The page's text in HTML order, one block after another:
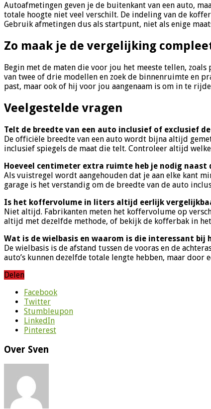
Autoafmetingen geven je de buitenkant van een auto,
totale hoogte niet veel verschilt. De indeling van de
Gebruik afmetingen dus als startpunt, niet als enige
Zo maak je de vergelijking
Begin met de maten die voor jou het meeste tellen,
van twee of drie modellen en zoek de binnenruimte en
past, maar ook of hij voor jou aangenaam is om in te
Veelgestelde vragen
Telt de breedte van een auto inclusief of exclusief de
De officiële breedte van een auto wordt bijna altijd
inclusief spiegels de maat die telt. Controleer altijd
Hoeveel centimeter extra ruimte heb je nodig naast
Als vuistregel wordt aangehouden dat je aan elke kant
garage is het verstandig om de breedte van de auto
Is het koffervolume in liters altijd eerlijk
Niet altijd. Fabrikanten meten het koffervolume op
altijd met dezelfde methode, of bekijk de kofferbak in
Wat is de wielbasis en waarom is die interessant bij
De wielbasis is de afstand tussen de vooras en de
auto’s kunnen dezelfde totale lengte hebben, maar
Delen
Facebook
Twitter
Stumbleupon
LinkedIn
Pinterest
Over Sven